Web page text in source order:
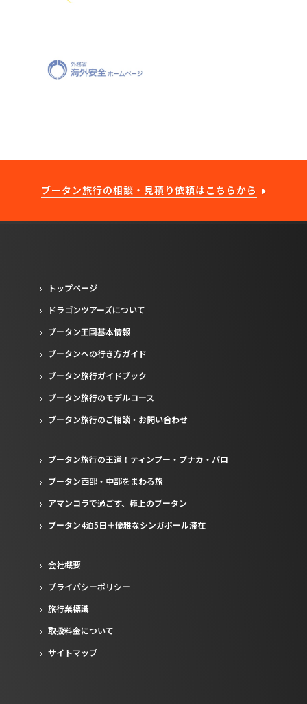
ブータン旅行の相談・見積り依頼はこちらから
トップページ
ドラゴンツアーズについて
ブータン王国基本情報
ブータンへの行き方ガイド
ブータン旅行ガイドブック
ブータン旅行のモデルコース
ブータン旅行のご相談・お問い合わせ
ブータン旅行の王道！ティンプー・プナカ・パロ
ブータン西部・中部をまわる旅
アマンコラで過ごす、極上のブータン
ブータン4泊5日＋優雅なシンガポール滞在
会社概要
プライバシーポリシー
旅行業標識
取扱料金について
サイトマップ